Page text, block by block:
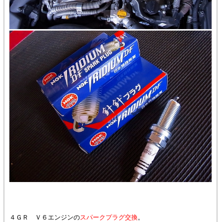
４ＧＲ Ｖ６エンジンのスパークプラグ交換。